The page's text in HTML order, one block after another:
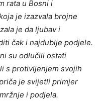
rata u Bosni i
je izazvala brojne
je da ljubav i
čak i najdublje podjele.
su odlučili ostati
s protivljenjem svojih
je svijetli primjer
i podjela.